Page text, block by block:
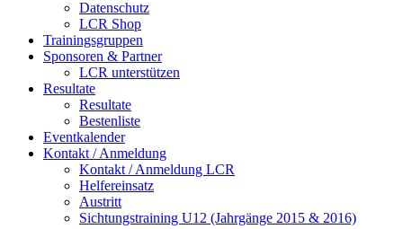
Datenschutz
LCR Shop
Trainingsgruppen
Sponsoren & Partner
LCR unterstützen
Resultate
Resultate
Bestenliste
Eventkalender
Kontakt / Anmeldung
Kontakt / Anmeldung LCR
Helfereinsatz
Austritt
Sichtungstraining U12 (Jahrgänge 2015 & 2016)